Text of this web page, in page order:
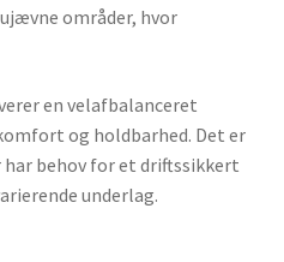
områder, hvor
en velafbalanceret
og holdbarhed. Det er
behov for et driftssikkert
underlag.